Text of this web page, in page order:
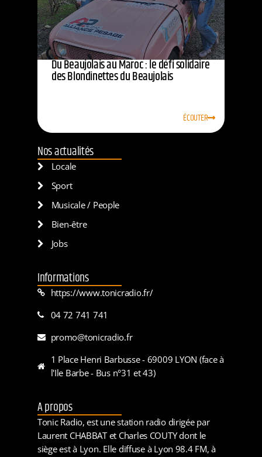
Du Beaujolais au Maroc : le défi solidaire
des Blondinettes du Beaujolais
ÉCOUTER
Nos actualités
Locale
Sport
Musicale / People
Bien-être
Jobs
Informations
https://www.tonicradio.fr/
04 72 741 741
promo@tonicradio.fr
1 Place Henri Barbusse - 69009 LYON (face à
l'Ile Barbe - Bus n°31 et 43)
A propos
Tonic Radio, est une station radio dirigée par
Laurent CHABBAT et Charles COUTY dont le
siège est à Lyon. Elle diffuse à Lyon 98.4 FM, à